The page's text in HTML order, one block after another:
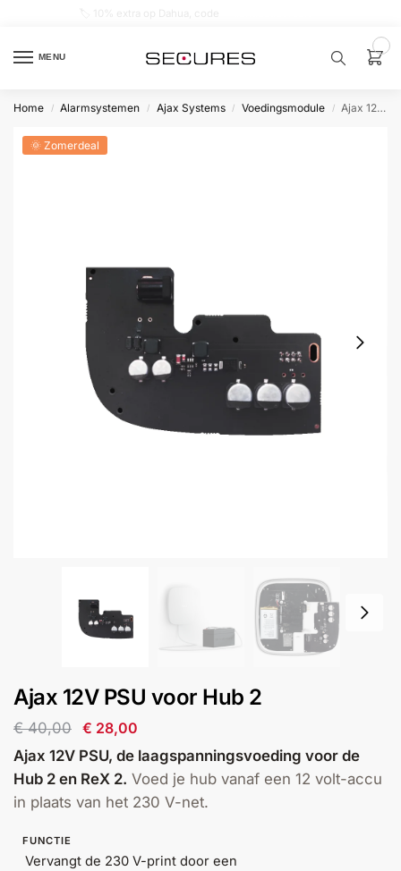
MENU
product…
samenstellen
installatie
Branddetectie
service
Home / Alarmsystemen / Ajax Systems / Voedingsmodule / Ajax 12V PSU voor Hub 2
🌞 Zomerdeal
Ajax 12V PSU voor Hub 2
€40,00 € 28,00
Ajax 12V PSU, de laagspanningsvoeding voor de
Hub 2 en ReX 2. Voed je hub vanaf een 12 volt-accu
in plaats van het 230 V-net.
FUNCTIE
Vervangt de 230 V-print door een